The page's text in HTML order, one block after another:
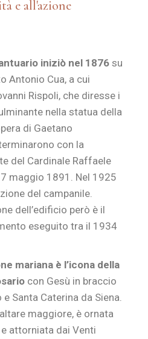
e all'azione
iniziò nel 1876 su
Antonio Cua, a cui
Rispoli, che diresse i
nella statua della
di Gaetano
con la
del Cardinale Raffaele
maggio 1891. Nel 1925
del campanile.
dell’edificio però è il
eseguito tra il 1934
mariana è l’icona della
con Gesù in braccio
Santa Caterina da Siena.
maggiore, è ornata
attorniata dai Venti